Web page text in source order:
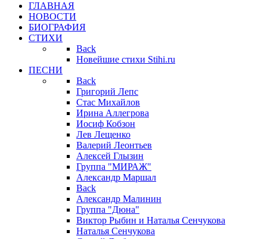
ГЛАВНАЯ
НОВОСТИ
БИОГРАФИЯ
СТИХИ
Back
Новейшие стихи Stihi.ru
ПЕСНИ
Back
Григорий Лепс
Стас Михайлов
Ирина Аллегрова
Иосиф Кобзон
Лев Лещенко
Валерий Леонтьев
Алексей Глызин
Группа "МИРАЖ"
Александр Маршал
Back
Александр Малинин
Группа "Дюна"
Виктор Рыбин и Наталья Сенчукова
Наталья Сенчукова